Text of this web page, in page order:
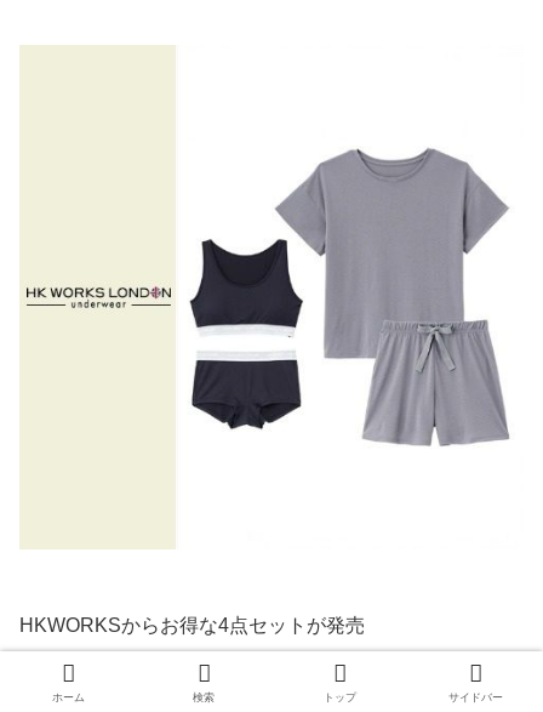
HKWORKSからお得な4点セットが発売
ハーフトップ、ショーツ、半袖、ショートパンツのお得な
4枚セットです
ホーム 検索 トップ サイドバー